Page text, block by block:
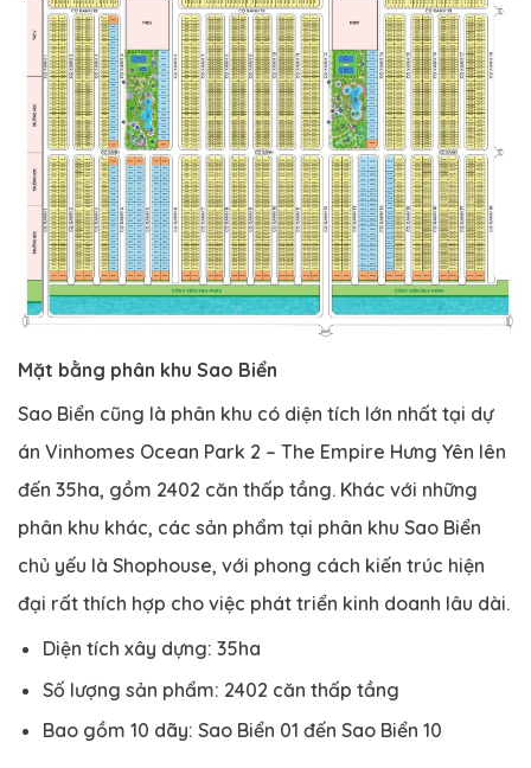
Mặt bằng phân khu Sao Biển
Sao Biển cũng là phân khu có diện tích lớn nhất tại dự
án Vinhomes Ocean Park 2 – The Empire Hưng Yên lên
đến 35ha, gồm 2402 căn thấp tầng. Khác với những
phân khu khác, các sản phẩm tại phân khu Sao Biển
chủ yếu là Shophouse, với phong cách kiến trúc hiện
đại rất thích hợp cho việc phát triển kinh doanh lâu dài.
Diện tích xây dựng: 35ha
Số lượng sản phẩm: 2402 căn thấp tầng
Bao gồm 10 dãy: Sao Biển 01 đến Sao Biển 10